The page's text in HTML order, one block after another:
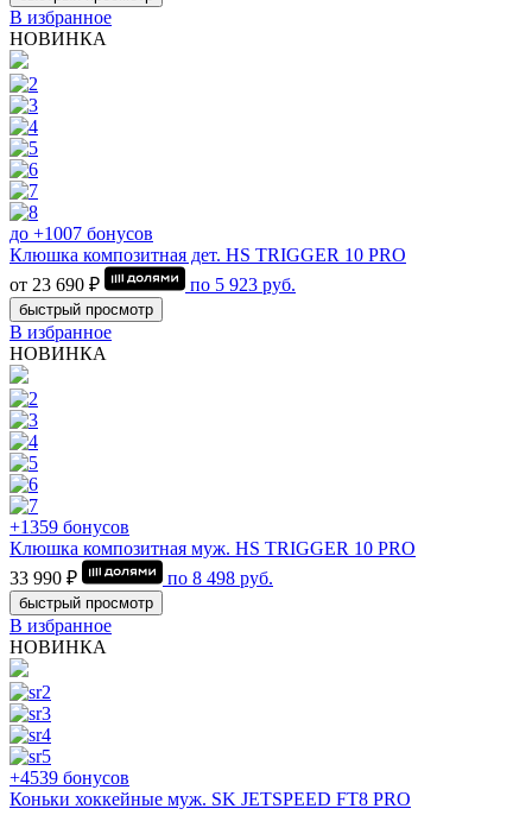
В избранное
НОВИНКА
до +1007 бонусов
Клюшка композитная дет. HS TRIGGER 10 PRO
от 23 690 ₽
по 5 923 руб.
быстрый просмотр
В избранное
НОВИНКА
+1359 бонусов
Клюшка композитная муж. HS TRIGGER 10 PRO
33 990 ₽
по 8 498 руб.
быстрый просмотр
В избранное
НОВИНКА
+4539 бонусов
Коньки хоккейные муж. SK JETSPEED FT8 PRO